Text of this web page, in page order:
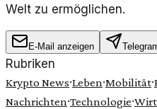
Welt zu ermöglichen.
E-Mail anzeigen
Rubriken
Krypto News·Leben·Mobilität·
Nachrichten·Technologie·